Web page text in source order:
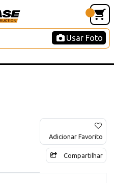
Usar Foto
Adicionar Favorito
Compartilhar